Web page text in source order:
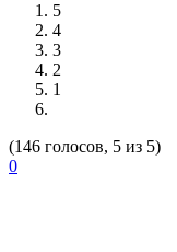
5
4
3
2
1
(146 голосов, 5 из 5)
0